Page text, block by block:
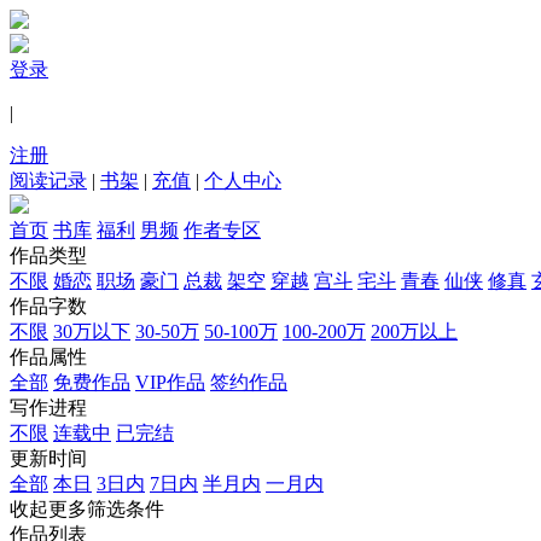
登录
|
注册
阅读记录 | 书架 | 充值 | 个人中心
首页 书库 福利 男频 作者专区
作品类型
不限 婚恋 职场 豪门 总裁 架空 穿越 宫斗 宅斗 青春 仙侠 修真
作品字数
不限 30万以下 30-50万 50-100万 100-200万 200万以上
作品属性
全部 免费作品 VIP作品 签约作品
写作进程
不限 连载中 已完结
更新时间
全部 本日 3日内 7日内 半月内 一月内
收起更多筛选条件
作品列表